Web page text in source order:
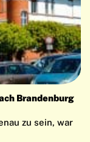
Brandenburg
zu sein, war